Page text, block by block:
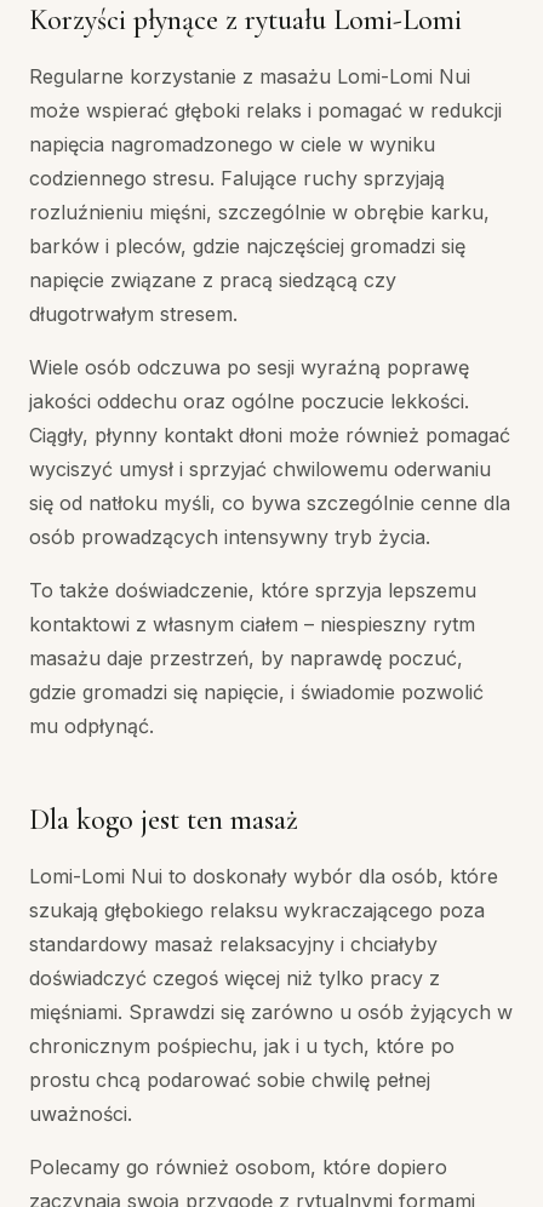
Korzyści płynące z rytuału Lomi-Lomi
Regularne korzystanie z masażu Lomi-Lomi Nui
może wspierać głęboki relaks i pomagać w redukcji
napięcia nagromadzonego w ciele w wyniku
codziennego stresu. Falujące ruchy sprzyjają
rozluźnieniu mięśni, szczególnie w obrębie karku,
barków i pleców, gdzie najczęściej gromadzi się
napięcie związane z pracą siedzącą czy
długotrwałym stresem.
Wiele osób odczuwa po sesji wyraźną poprawę
jakości oddechu oraz ogólne poczucie lekkości.
Ciągły, płynny kontakt dłoni może również pomagać
wyciszyć umysł i sprzyjać chwilowemu oderwaniu
się od natłoku myśli, co bywa szczególnie cenne dla
osób prowadzących intensywny tryb życia.
To także doświadczenie, które sprzyja lepszemu
kontaktowi z własnym ciałem – niespieszny rytm
masażu daje przestrzeń, by naprawdę poczuć,
gdzie gromadzi się napięcie, i świadomie pozwolić
mu odpłynąć.
Dla kogo jest ten masaż
Lomi-Lomi Nui to doskonały wybór dla osób, które
szukają głębokiego relaksu wykraczającego poza
standardowy masaż relaksacyjny i chciałyby
doświadczyć czegoś więcej niż tylko pracy z
mięśniami. Sprawdzi się zarówno u osób żyjących w
chronicznym pośpiechu, jak i u tych, które po
prostu chcą podarować sobie chwilę pełnej
uważności.
Polecamy go również osobom, które dopiero
zaczynają swoją przygodę z rytualnymi formami